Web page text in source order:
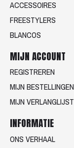
ACCESSOIRES
FREESTYLERS
BLANCOS
MIJN ACCOUNT
REGISTREREN
MIJN BESTELLINGEN
MIJN VERLANGLIJST
INFORMATIE
ONS VERHAAL